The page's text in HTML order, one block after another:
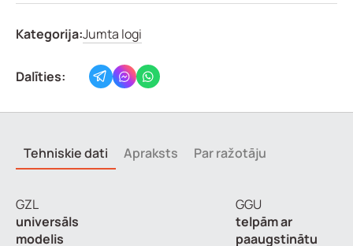
Kategorija:Jumta logi
Dalīties:
Tehniskie dati Apraksts Par ražotāju
GZL
universāls
modelis
GGU
telpām ar
paaugstinātu